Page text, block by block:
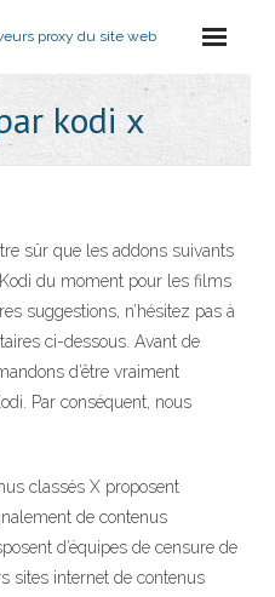
proxy du site web
kodi x
sûr que les addons suivants
du moment pour les films
suggestions, n’hésitez pas à
ci-dessous. Avant de
d’être vraiment
Par conséquent, nous
classés X proposent
de contenus
d’équipes de censure de
sites internet de contenus